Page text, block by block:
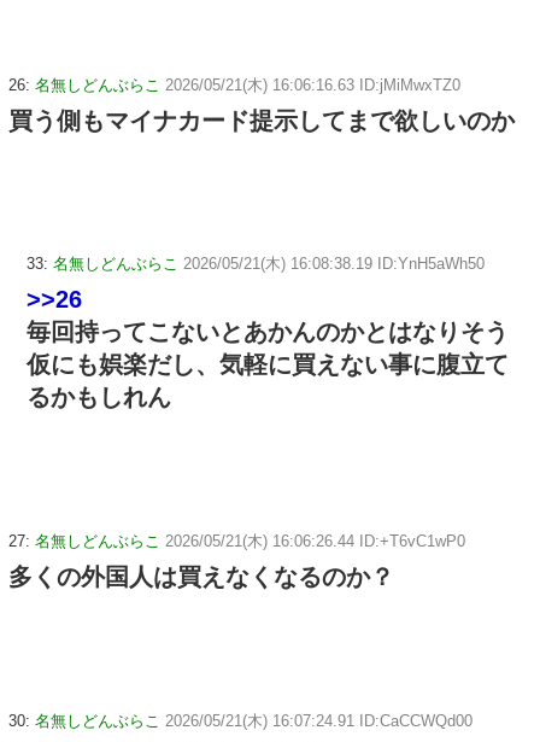
26: 名無しどんぶらこ 2026/05/21(木) 16:06:16.63 ID:jMiMwxTZ0
買う側もマイナカード提示してまで欲しいのか
33: 名無しどんぶらこ 2026/05/21(木) 16:08:38.19 ID:YnH5aWh50
>>26
毎回持ってこないとあかんのかとはなりそう
仮にも娯楽だし、気軽に買えない事に腹立て
るかもしれん
27: 名無しどんぶらこ 2026/05/21(木) 16:06:26.44 ID:+T6vC1wP0
多くの外国人は買えなくなるのか？
30: 名無しどんぶらこ 2026/05/21(木) 16:07:24.91 ID:CaCCWQd00